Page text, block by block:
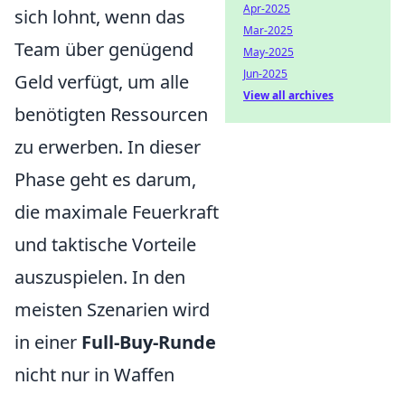
sich lohnt, wenn das
Team über genügend
Geld verfügt, um alle
benötigten Ressourcen
zu erwerben. In dieser
Phase geht es darum,
die maximale Feuerkraft
und taktische Vorteile
auszuspielen. In den
meisten Szenarien wird
in einer Full-Buy-Runde
nicht nur in Waffen
Apr-2025
Mar-2025
May-2025
Jun-2025
View all archives